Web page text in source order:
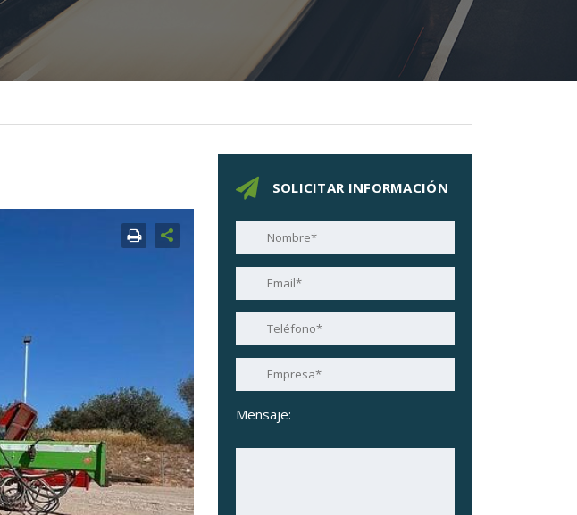
SOLICITAR INFORMACIÓN
Mensaje: